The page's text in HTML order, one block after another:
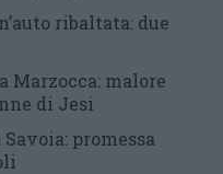
ribaltata: due
Marzocca: malore
di Jesi
promessa